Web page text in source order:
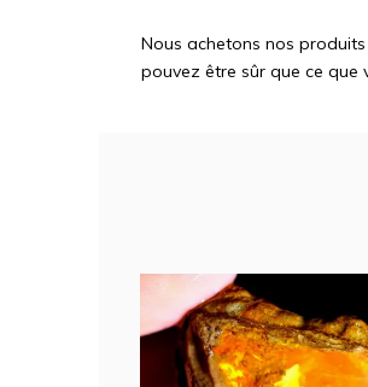
Nous achetons nos
pouvez être sûr que ce que